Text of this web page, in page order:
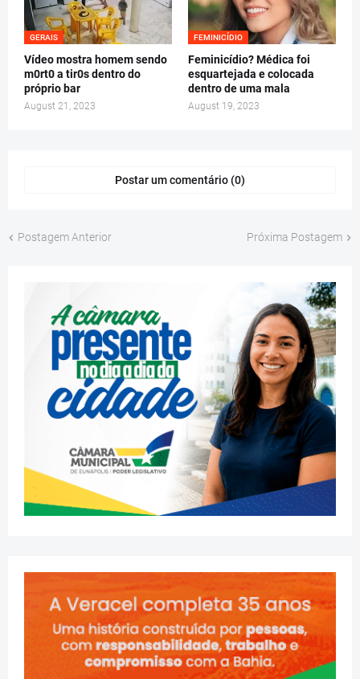
GERAIS
Vídeo mostra homem sendo
m0rt0 a tir0s dentro do
próprio bar
August 21, 2023
FEMINICÍDIO
Feminicídio? Médica foi
esquartejada e colocada
dentro de uma mala
August 19, 2023
Postar um comentário (0)
Postagem Anterior Próxima Postagem